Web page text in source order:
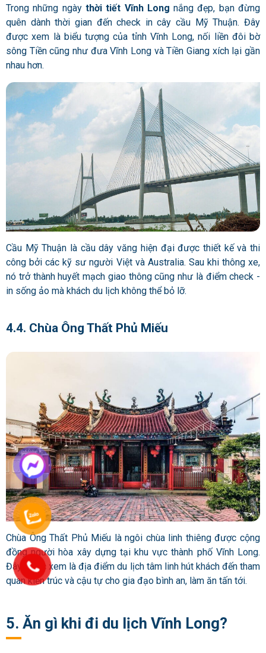
Trong những ngày thời tiết Vĩnh Longnắng đẹp, bạn đừng
quên dành thời gian đến check in cây cầu Mỹ Thuận. Đây
được xem là biểu tượng của tỉnh Vĩnh Long, nối liền đôi bờ
sông Tiền cũng như đưa Vĩnh Long và Tiền Giang xích lại gần
nhau hơn.
Cầu Mỹ Thuận là cầu dây văng hiện đại được thiết kế và thi
công bởi các kỹ sư người Việt và Australia. Sau khi thông xe,
nó trở thành huyết mạch giao thông cũng như là điểm check -
in sống ảo mà khách du lịch không thể bỏ lỡ.
4.4. Chùa Ông Thất Phủ Miếu
Chùa Ông Thất Phủ Miếu là ngôi chùa linh thiêng được cộng
đồng người hòa xây dựng tại khu vực thành phố Vĩnh Long.
Đây được xem là địa điểm du lịch tâm linh hút khách đến tham
quan kiến trúc và cậu tự cho gia đạo bình an, làm ăn tấn tới.
5. Ăn gì khi đi du lịch Vĩnh Long?